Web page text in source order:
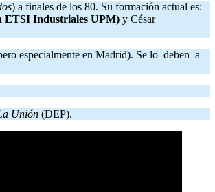
) a finales de los 80. Su formación actual es:
ETSI Industriales UPM) y César
especialmente en Madrid). Se lo deben a
Unión (DEP).